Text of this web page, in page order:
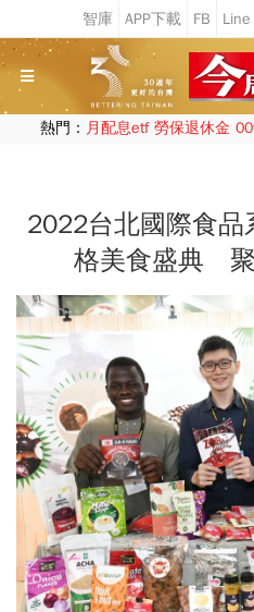
熱門： 月配息etf 勞保退休金
2022台北國際食品
格美食盛典